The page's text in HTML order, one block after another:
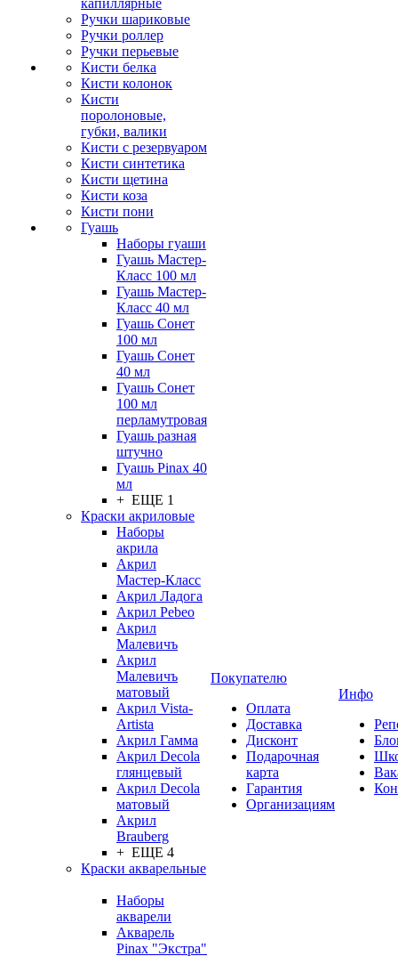
капиллярные
Ручки шариковые
Ручки роллер
Ручки перьевые
Кисти белка
Кисти колонок
Кисти
поролоновые,
губки, валики
Кисти с резервуаром
Кисти синтетика
Кисти щетина
Кисти коза
Кисти пони
Гуашь
Наборы гуаши
Гуашь Мастер-
Класс 100 мл
Гуашь Мастер-
Класс 40 мл
Гуашь Сонет
100 мл
Гуашь Сонет
40 мл
Гуашь Сонет
100 мл
перламутровая
Гуашь разная
штучно
Гуашь Pinax 40
мл
+ ЕЩЕ 1
Краски акриловые
Наборы
акрила
Акрил
Мастер-Класс
Акрил Ладога
Акрил Pebeo
Акрил
Малевичъ
Акрил
Малевичъ
матовый
Акрил Vista-
Artista
Акрил Гамма
Акрил Decola
глянцевый
Акрил Decola
матовый
Акрил
Brauberg
+ ЕЩЕ 4
Краски акварельные
Наборы
акварели
Акварель
Pinax "Экстра"
Покупателю
Оплата
Доставка
Дисконт
Подарочная
карта
Гарантия
Организациям
Инфо